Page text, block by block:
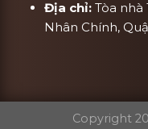
Địa chỉ: Tòa nhà
Nhân Chính,
Copyright